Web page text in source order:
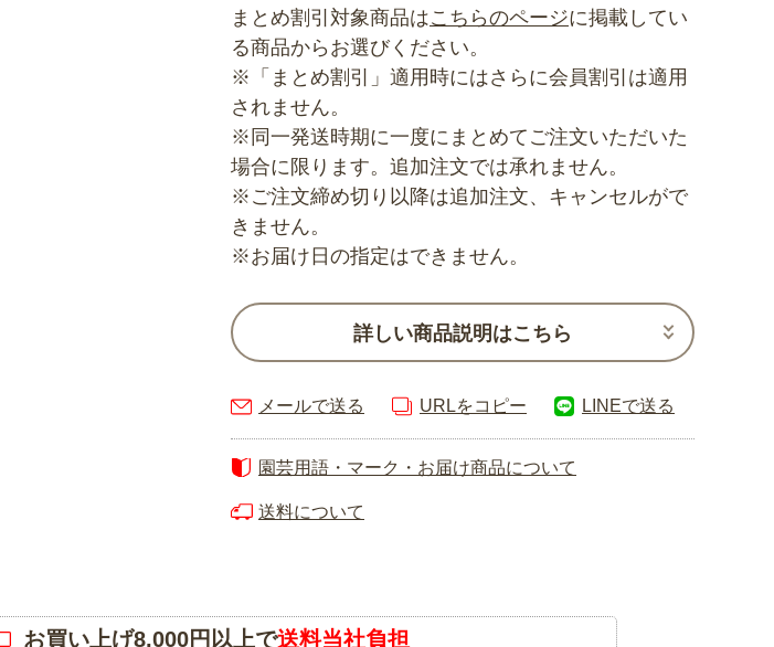
まとめ割引対象商品はこちらのページに掲載してい
る商品からお選びください。
※「まとめ割引」適用時にはさらに会員割引は適用
されません。
※同一発送時期に一度にまとめてご注文いただいた
場合に限ります。追加注文では承れません。
※ご注文締め切り以降は追加注文、キャンセルがで
きません。
※お届け日の指定はできません。
詳しい商品説明はこちら
メールで送る URLをコピー LINEで送る
園芸用語・マーク・お届け商品について
送料について
お買い上げ8,000円以上で送料当社負担